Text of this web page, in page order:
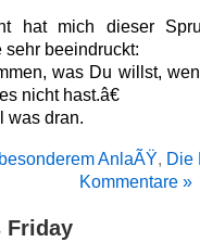
hat mich dieser
sehr beeindruckt:
was Du willst,
nicht hast.â€
was dran.
AnlaÃŸ, Die
Kommentare »
Friday